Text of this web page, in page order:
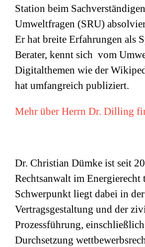
Station beim
Umweltfragen (SRU)
Er hat breite Erfahrungen als
Berater, kennt sich vom
Digitalthemen wie der
hat umfangreich publiziert.
Mehr über Herrn Dr. Dilling
Dr. Christian Dümke ist seit
Rechtsanwalt im Energierecht
Schwerpunkt liegt dabei in der
Vertragsgestaltung und der
Prozessführung,
Durchsetzung